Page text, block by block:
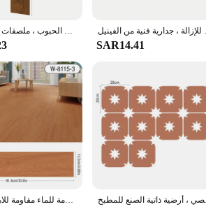
2025 جديد 1 قطعة ملصق أرضية الخشب الحبوب ، ملصقات أرضية PVC قابلة للتقشير واللصق ، أرضية سميكة غير لامعة من الفينيل مقاومة للماء ومضادة للانزلاق فنية من الفينيل
SAR14.41
91x15 سنتيمتر ثلاثية الأبعاد ذاتية اللصق الطابق ملصق رشاقته الخشب الحبوب الطابق خلفية ثلاثية الأبعاد الجدار ملصق غرفة مقاومة للماء مقاومة للاهتراء sticke للمطبخ